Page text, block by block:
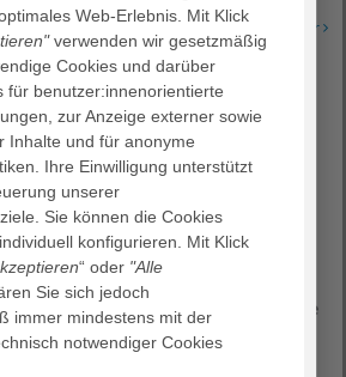
Erfahren Sie mehr
als Sachverständiger im
im Bundestag über die medizinische
aus der Ukraine
„Medizinische
Web-Erlebnis. Mit Klick
verwenden wir gesetzmäßig
Cookies und darüber
für benutzer:innenorientierte
zur Anzeige externer sowie
Inhalte und für anonyme
Ihre Einwilligung unterstützt
unserer
Sie können die Cookies
konfigurieren. Mit Klick
“ oder "Alle
Sie sich jedoch
immer mindestens mit der
notwendiger Cookies